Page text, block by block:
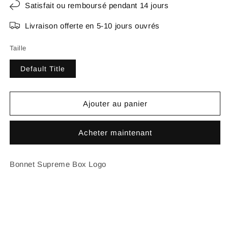
Satisfait ou remboursé pendant 14 jours
Livraison offerte en 5-10 jours ouvrés
Taille
Default Title
Ajouter au panier
Acheter maintenant
Bonnet Supreme Box Logo